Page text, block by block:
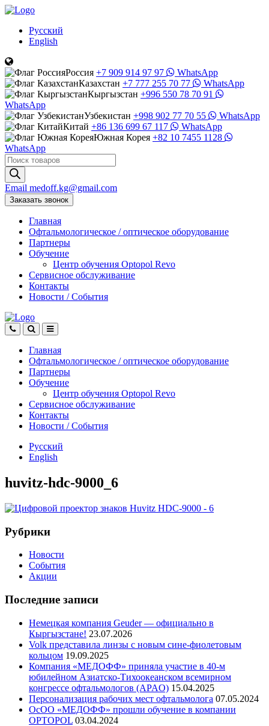
Русский
English
Россия +7 909 914 97 97
WhatsApp
Казахстан +7 777 255 70 77
WhatsApp
Кыргызстан +996 550 78 70 91
WhatsApp
Узбекистан +998 902 77 70 55
WhatsApp
Китай +86 136 699 67 117
WhatsApp
Южная Корея +82 10 7455 1128
WhatsApp
Поиск
товаров
Email medoff.kg@gmail.com
Заказать звонок
Главная
Офтальмологическое / оптическое оборудование
Партнеры
Обучение
Центр обучения Оptopol Revo
Сервисное обслуживание
Контакты
Новости / События
Главная
Офтальмологическое / оптическое оборудование
Партнеры
Обучение
Центр обучения Оptopol Revo
Сервисное обслуживание
Контакты
Новости / События
Русский
English
huvitz-hdc-9000_6
Рубрики
Новости
События
Акции
Последние записи
Немецкая компания Geuder — официально в
Кыргызстане! 23.07.2026
Volk представила линзы с новым сине-фиолетовым
кольцом 19.09.2025
Компания «МЕДОФФ» приняла участие в 40-м
юбилейном Азиатско-Тихоокеанском всемирном
конгрессе офтальмологов (APAO) 15.04.2025
Персонализация рабочих мест офтальмолога 07.05.2024
ОсОО «МЕДОФФ» прошли обучение в компании
OPTOPOL 03.04.2024